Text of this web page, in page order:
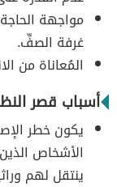
مواجهة
غرفة الصفِّ.
المُعاناة من
أسباب قصر
يكون خطر
الأشخاص
ينتقل لهم